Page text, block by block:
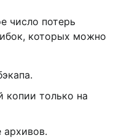
число потерь
которых можно
копии только на
архивов.